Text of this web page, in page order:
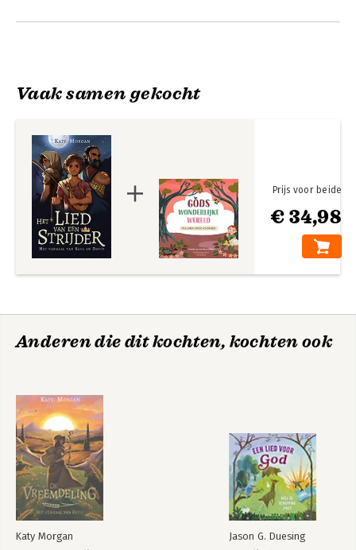
Vaak samen gekocht
€ 34,98
Prijs voor beide
Anderen die dit kochten, kochten ook
Katy Morgan Jason G. Duesing